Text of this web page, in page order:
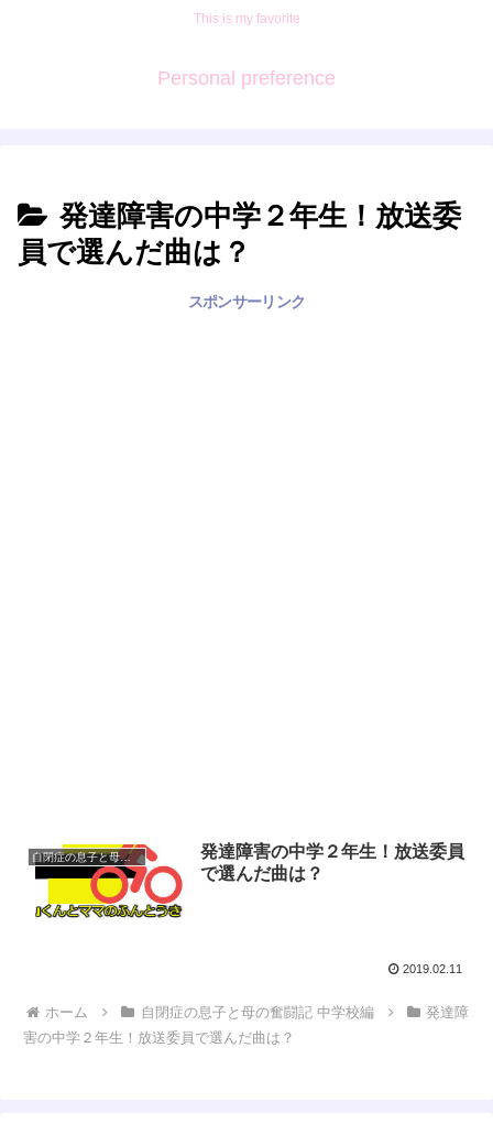
This is my favorite
Personal preference
発達障害の中学２年生！放送委
員で選んだ曲は？
スポンサーリンク
自閉症の息子と母の奮闘記 中学校編
発達障害の中学２年生！放送委員
で選んだ曲は？
2019.02.11
ホーム 自閉症の息子と母の奮闘記 中学校編
発達障
害の中学２年生！放送委員で選んだ曲は？